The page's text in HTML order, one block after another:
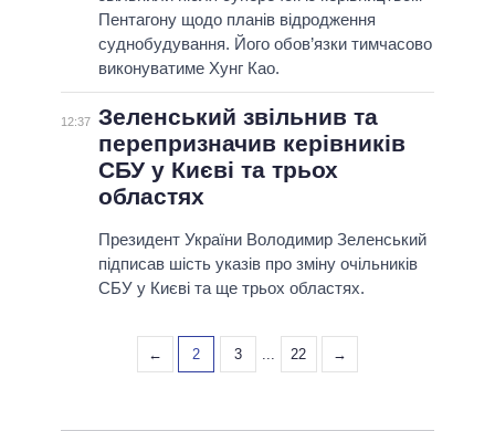
Пентагону щодо планів відродження
суднобудування. Його обов’язки тимчасово
виконуватиме Хунг Као.
12:37 Зеленський звільнив та
перепризначив керівників
СБУ у Києві та трьох
областях
Президент України Володимир Зеленський
підписав шість указів про зміну очільників
СБУ у Києві та ще трьох областях.
← 2 3 ... 22 →